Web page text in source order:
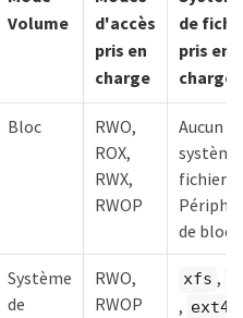
Volume
d'accès
pris en
charge
de
pris en
charge
Bloc
RWO,
ROX,
RWX,
RWOP
Aucun
fichiers.
de bloc
Système
de
RWO,
RWOP
xfs ,
, ext4